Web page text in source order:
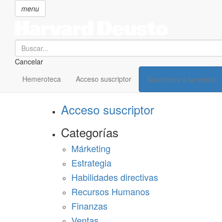
menu
Search
Cancelar
Hemeroteca Acceso suscriptor Suscríbete a la revista
SECCIONES
Suscríbete a Harvard Deusto
Acceso suscriptor
Categorías
Márketing
Estrategia
Habilidades directivas
Recursos Humanos
Finanzas